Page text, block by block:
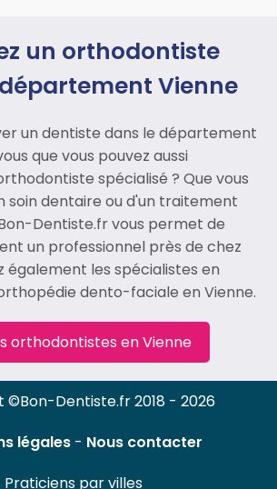
un orthodontiste
Vienne
un dentiste dans le département
que vous pouvez aussi
spécialisé ? Que vous
soin dentaire ou d'un traitement
Dentiste.fr vous permet de
un professionnel près de chez
également les spécialistes en
dento-faciale en Vienne.
orthodontistes en Vienne
©Bon-Dentiste.fr 2018 - 2026
légales- Nous contacter
Praticiens par villes